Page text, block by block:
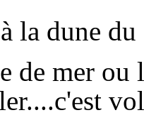
la dune
de mer ou